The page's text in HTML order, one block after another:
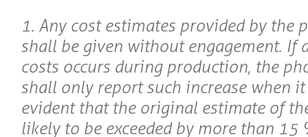
1. Any cost estimates provided by the
shall be given without engagement. If
costs occurs during production, the
shall only report such increase when it
evident that the original estimate of
likely to be exceeded by more than 15